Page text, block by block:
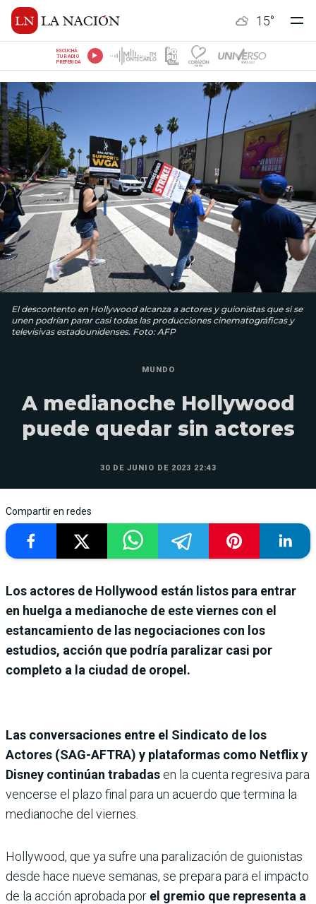
15°
ESCUCHÁ
TU RADIO
PREFERIDA
El descontento en Hollywood alcanza a actores y guionistas que si se
unen podrían parar casi todas las producciones cinematográficas y
televisivas estadounidenses. Foto: AFP
MUNDO
A medianoche Hollywood
puede quedar sin actores
30 DE JUNIO DE 2023 22:43
Compartir en redes
Los actores de Hollywood están listos para entrar
en huelga a medianoche de este viernes con el
estancamiento de las negociaciones con los
estudios, acción que podría paralizar casi por
completo a la ciudad de oropel.
Las conversaciones entre el Sindicato de los
Actores (SAG-AFTRA) y plataformas como Netflix y
Disney continúan trabadas en la cuenta regresiva para
vencerse el plazo final para un acuerdo que termina la
medianoche del viernes.
Hollywood, que ya sufre una paralización de guionistas
desde hace nueve semanas, se prepara para el impacto
de la acción aprobada por el gremio que representa a